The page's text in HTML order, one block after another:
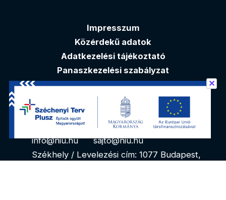
Impresszum
Közérdekű adatok
Adatkezelési tájékoztató
Panaszkezelési szabályzat
Akadálymentesítési nyilatkozat
Elérhetőségek
info@niu.hu
sajto@niu.hu
Székhely / Levelezési cím: 1077 Budapest,
✕